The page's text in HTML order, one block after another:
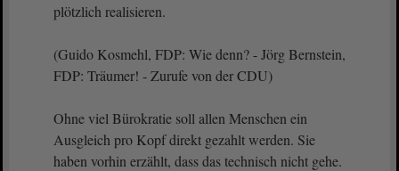
plötzlich realisieren.
(Guido Kosmehl, FDP: Wie denn? - Jörg Bernstein,
FDP: Träumer! - Zurufe von der CDU)
Ohne viel Bürokratie soll allen Menschen ein
Ausgleich pro Kopf direkt gezahlt werden. Sie
haben vorhin erzählt, dass das technisch nicht gehe.